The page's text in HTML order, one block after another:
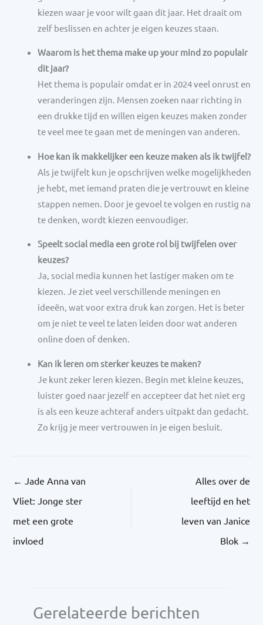
kiezen waar je voor wilt gaan dit jaar. Het draait om
zelf beslissen en achter je eigen keuzes staan.
Waarom is het thema make up your mind zo populair
dit jaar?
Het thema is populair omdat er in 2024 veel onrust en
veranderingen zijn. Mensen zoeken naar richting in
een drukke tijd en willen eigen keuzes maken zonder
te veel mee te gaan met de meningen van anderen.
Hoe kan ik makkelijker een keuze maken als ik twijfel?
Als je twijfelt kun je opschrijven welke mogelijkheden
je hebt, met iemand praten die je vertrouwt en kleine
stappen nemen. Door je gevoel te volgen en rustig na
te denken, wordt kiezen eenvoudiger.
Speelt social media een grote rol bij twijfelen over
keuzes?
Ja, social media kunnen het lastiger maken om te
kiezen. Je ziet veel verschillende meningen en
ideeën, wat voor extra druk kan zorgen. Het is beter
om je niet te veel te laten leiden door wat anderen
online doen of denken.
Kan ik leren om sterker keuzes te maken?
Je kunt zeker leren kiezen. Begin met kleine keuzes,
luister goed naar jezelf en accepteer dat het niet erg
is als een keuze achteraf anders uitpakt dan gedacht.
Zo krijg je meer vertrouwen in je eigen besluit.
← Jade Anna van
Vliet: Jonge ster
met een grote
invloed
Alles over de
leeftijd en het
leven van Janice
Blok →
Gerelateerde berichten